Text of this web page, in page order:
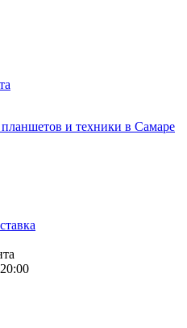
и техники в Самаре